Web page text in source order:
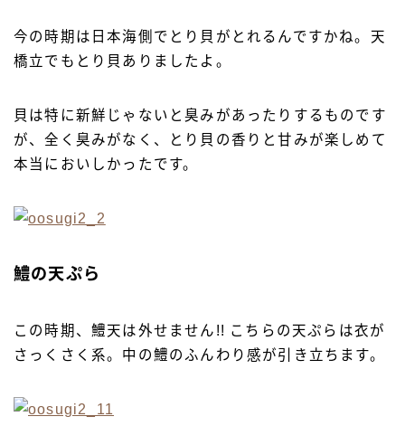
今の時期は日本海側でとり貝がとれるんですかね。天
橋立でもとり貝ありましたよ。
貝は特に新鮮じゃないと臭みがあったりするものです
が、全く臭みがなく、とり貝の香りと甘みが楽しめて
本当においしかったです。
鱧の天ぷら
この時期、鱧天は外せません!! こちらの天ぷらは衣が
さっくさく系。中の鱧のふんわり感が引き立ちます。